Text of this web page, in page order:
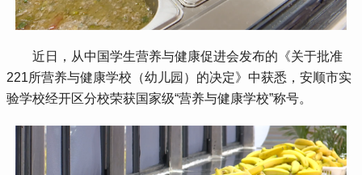
近日，从中国学生营养与健康促进会发布的《关于批准
221所营养与健康学校（幼儿园）的决定》中获悉，安顺市实
验学校经开区分校荣获国家级“营养与健康学校”称号。